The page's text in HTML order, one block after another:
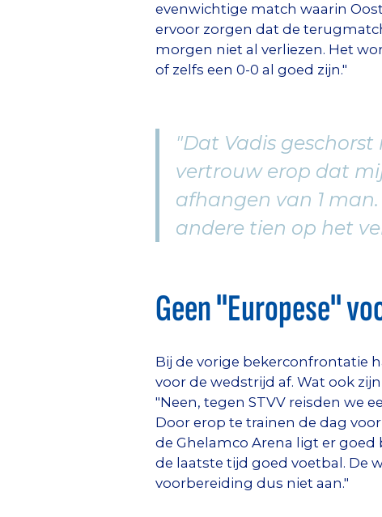
evenwichtige match waarin
ervoor zorgen dat de
morgen niet al verliezen. Het
of zelfs een 0-0 al goed zijn."
"Dat Vadis
vertrouw erop dat
afhangen van 1
andere tien op het
Geen "Europese"
Bij de vorige bekerconfrontatie
voor de wedstrijd af. Wat ook
"Neen, tegen STVV reisden we
Door erop te trainen de dag
de Ghelamco Arena ligt er
de laatste tijd goed voetbal. De
voorbereiding dus niet aan."